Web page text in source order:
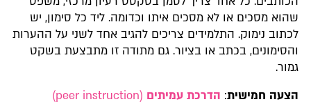
שהוא מסכים או לא מסכים איתו וכדומה. ליד כל סימון, יש
לכתוב נימוק. התלמידים צריכים להגיב אחד לשני על ההערות
והסימונים, בכתב או בציור. גם מתודה זו מתבצעת בשקט
גמור.
הצעה חמישית: הדרכת עמיתים (peer instruction)